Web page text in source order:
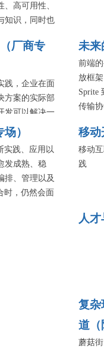
高可用性、
知识，同时也
来自 AWS 的
务用户，分享
云计算相关技
开发、
多个技术领
厂商专
践，企业在面
方案的实际部
发可以解决一
开发实践以
的技术细节
）
实践、应用以
发成熟、稳
排、管理以及
时，仍然会面
未来
前端
放框
Sprite
传输
思考、
移动
移动
践
人
复杂
道（
蘑菇